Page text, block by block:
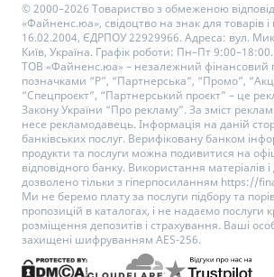
© 2000–2026 Товариство з обмеженою
«Файненс.юа», свідоцтво на знак для товарів
16.02.2004, ЄДРПОУ 22929966. Адреса: вул.
Київ, Україна. Графік роботи: Пн–Пт 9:00–18:00.
ТОВ «Файненс.юа» – незалежний фінансовий
позначками “Р”, “Партнерська”, “Промо”,
“Спецпроєкт”, “Партнерський проєкт” – це
Закону України “Про рекламу”. За зміст
несе рекламодавець. Інформація на даній
банківських послуг. Верифіковану банком
продукти та послуги можна подивитися на
відповідного банку. Використання матеріалів
дозволено тільки з гіперпосиланням https://
Ми не беремо плату за послуги підбору та
пропозицій в каталогах, і не надаємо послуги
розміщення депозитів і страхування. Ваші
захищені шифруванням AES-256.